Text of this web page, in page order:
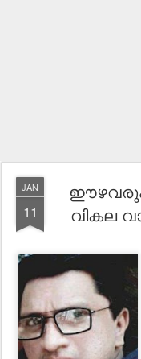
JAN
11
ഈഴവരും
വികല